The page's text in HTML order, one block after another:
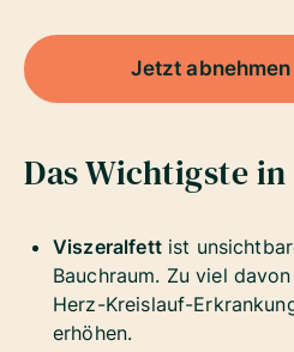
Jetzt
Das Wichtigste
Viszeralfettist
Bauchraum. Zu viel
Herz-Kreislauf-
erhöhen.